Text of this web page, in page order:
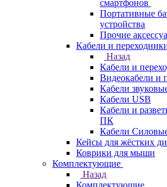
смартфонов
Портативные
устройства
Прочие
Кабели и
Назад
Кабели и
Видеокабели и
Кабели
Кабели USB
Кабели и
ПК
Кабели
Кейсы для жёстких
Коврики для мыши
Комплектующие
Назад
Комплектующие